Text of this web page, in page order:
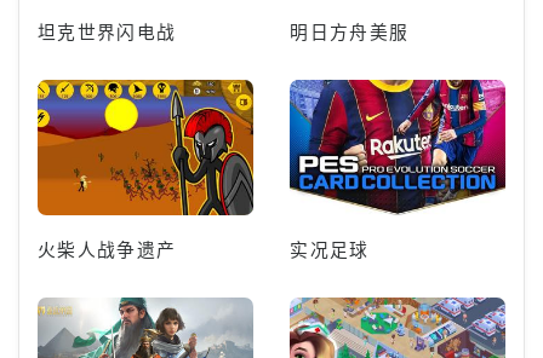
坦克世界闪电战 明日方舟美服
火柴人战争遗产 实况足球